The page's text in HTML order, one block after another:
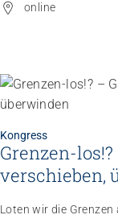
online
Kongress
Grenzen-
verschieben,
Loten wir die Grenzen